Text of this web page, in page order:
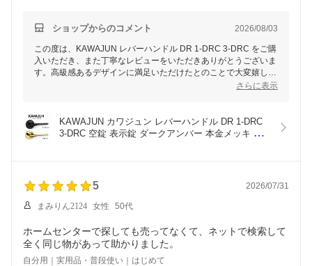
ショップからのコメント 2026/08/03
この度は、KAWAJUN レバーハンドル DR 1-DRC 3-DRC をご購
入いただき、また丁寧なレビューをいただきありがとうございま
す。高級感あるデザインに満足いただけたとのことで大変嬉しく
思います。また、トイレに続いてリビングドアにも追加注文いた
お客様にとって交換作業が簡単で、スムーズに取り付けていただ
けたことも幸いです。これからも快適にお使いいただけることを
願っております。今後何かご質問やご相談がございましたら、ど
さらに表示
KAWAJUN カワジュン レバーハンドル DR 1-DRC
3-DRC 空錠 表示錠 ダークアンバー 本金メッキ 室
5 2026/07/31
まみりん2124 女性 50代
ホームセンターで探しても売ってなくて、ネットで検索して
自分用｜実用品・普段使い｜はじめて